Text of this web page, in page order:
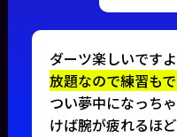
ダーツ楽しいですよ
放題なので練習も
つい夢中になっち
けば腕が疲れるほ